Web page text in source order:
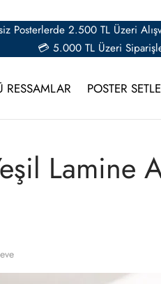
Posterlerde 2.500 TL Üzeri
💳 5.000 TL Üzeri
RESSAMLAR POSTER
Lamine